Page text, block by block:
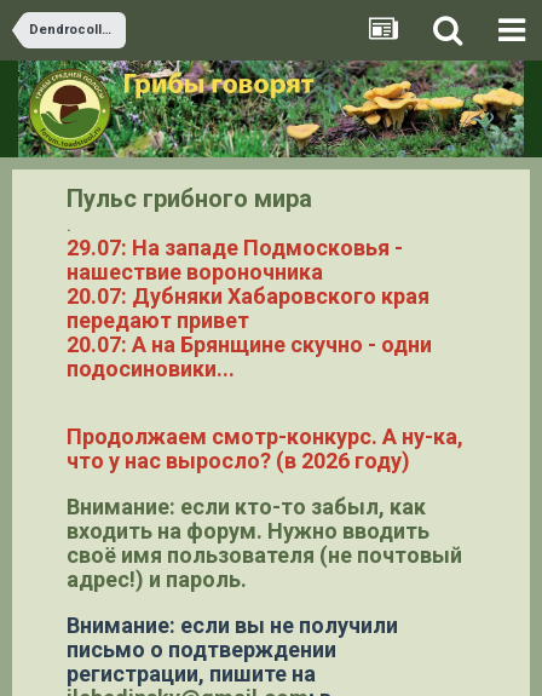
Dendrocollybia
Пульс грибного мира
.
29.07: На западе Подмосковья -
нашествие вороночника
20.07: Дубняки Хабаровского края
передают привет
20.07: А на Брянщине скучно - одни
подосиновики...
Продолжаем смотр-конкурс. А ну-ка,
что у нас выросло? (в 2026 году)
Внимание: если кто-то забыл, как
входить на форум. Нужно вводить
своё имя пользователя (не почтовый
адрес!) и пароль.
Внимание: если вы не получили
письмо о подтверждении
регистрации, пишите на